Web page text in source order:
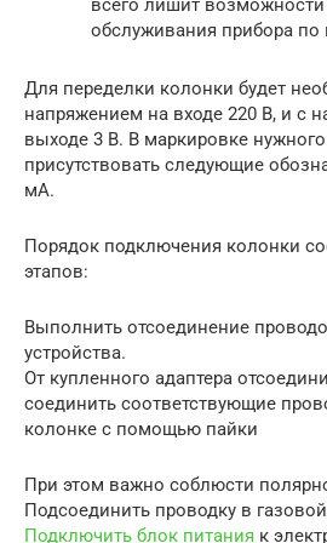
всего лишит возможности
обслуживания прибора по
Для переделки колонки будет
напряжением на входе 220 В, и с
выходе 3 В. В маркировке нужного
присутствовать следующие
мА.
Порядок подключения колонки
этапов:
Выполнить отсоединение
устройства.
От купленного адаптера
соединить соответствующие
колонке с помощью пайки
При этом важно соблюсти
Подсоединить проводку в газовой
Подключить блок питания к